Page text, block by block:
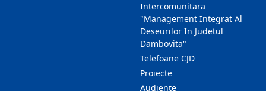
Intercomunitara
"Management Integrat Al
Deseurilor In Judetul
Dambovita"
Telefoane CJD
Proiecte
Audienţe